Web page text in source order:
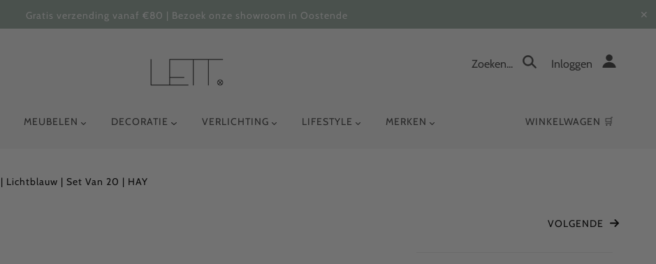
Gratis verzending vanaf €80 | Bezoek onze showroom in Oostende ✕
Zoeken... Inloggen
MEUBELEN DECORATIE VERLICHTING LIFESTYLE MERKEN WINKELWAGEN 🛒
Lichtblauw | Set Van 20 | HAY
VOLGENDE